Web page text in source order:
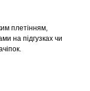
плетінням,
на підгузках чи